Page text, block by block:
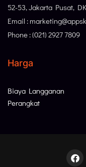
52-53, Jakarta Pusat,
Email :
Phone : (021) 2927 7809
Harga
Biaya Langganan
Perangkat